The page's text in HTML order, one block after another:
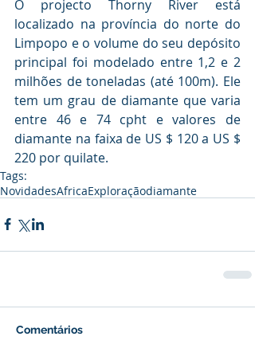
O projecto Thorny River está
localizado na província do norte do
Limpopo e o volume do seu depósito
principal foi modelado entre 1,2 e 2
milhões de toneladas (até 100m). Ele
tem um grau de diamante que varia
entre 46 e 74 cpht e valores de
diamante na faixa de US $ 120 a US $
220 por quilate.
Tags:
NovidadesAfricaExploraçãodiamante
Comentários